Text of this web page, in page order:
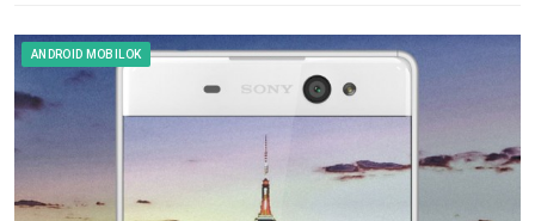
ANDROID MOBILOK